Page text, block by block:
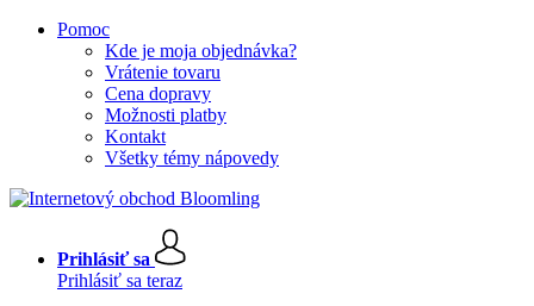
Pomoc
Kde je moja objednávka?
Vrátenie tovaru
Cena dopravy
Možnosti platby
Kontakt
Všetky témy nápovedy
Prihlásiť sa
Prihlásiť sa teraz